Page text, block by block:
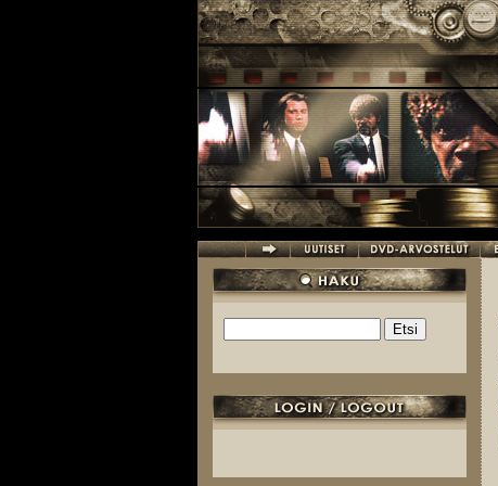
Hakulomake